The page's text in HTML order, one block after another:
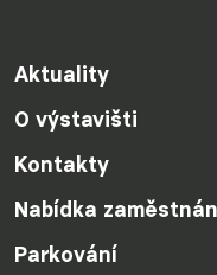
Aktuality
O výstavišti
Kontakty
Nabídka
Parkování